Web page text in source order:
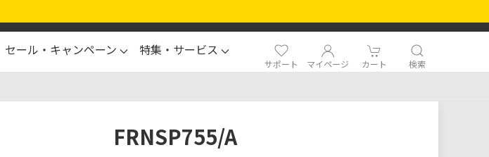
サポート マイページ カート 検索
セール・キャンペーン 特集・サービス
FRNSP755/A